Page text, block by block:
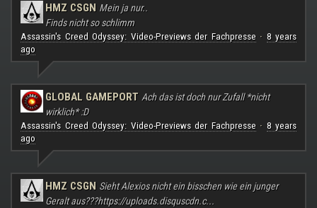
HMZ CSGN Mein ja nur..
Finds nicht so schlimm
Assassin's Creed Odyssey: Video-Previews der Fachpresse· 8 years
ago
GLOBAL GAMEPORT Ach das ist doch nur Zufall *nicht
wirklich* :D
Assassin's Creed Odyssey: Video-Previews der Fachpresse· 8 years
ago
HMZ CSGN Sieht Alexios nicht ein bisschen wie ein junger
Geralt aus???https://uploads.disquscdn.c...